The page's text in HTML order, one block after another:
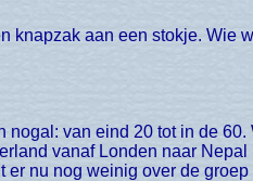
knapzak aan een stokje. Wie
vanaf Londen naar Nepal
nu nog weinig over de groep